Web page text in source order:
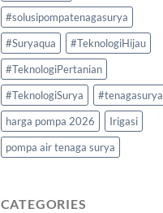
#solusipompatenagasurya
#Suryaqua
#TeknologiHijau
#TeknologiPertanian
#TeknologiSurya
#tenagasurya
harga pompa 2026
Irigasi
pompa air tenaga surya
CATEGORIES